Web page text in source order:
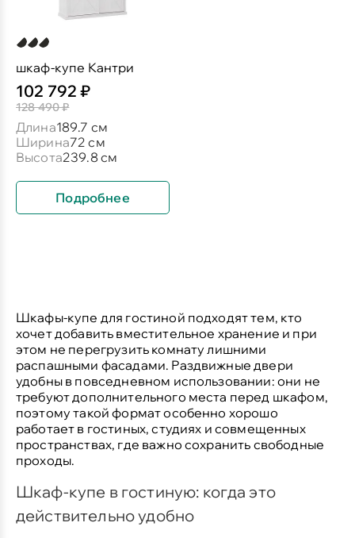
шкаф-купе Кантри
102 792 ₽
128 490 ₽
Длина189.7 см
Ширина72 см
Высота239.8 см
Подробнее
Шкафы-купе для гостиной подходят тем, кто
хочет добавить вместительное хранение и при
этом не перегрузить комнату лишними
распашными фасадами. Раздвижные двери
удобны в повседневном использовании: они не
требуют дополнительного места перед шкафом,
поэтому такой формат особенно хорошо
работает в гостиных, студиях и совмещенных
пространствах, где важно сохранить свободные
проходы.
Шкаф-купе в гостиную: когда это
действительно удобно